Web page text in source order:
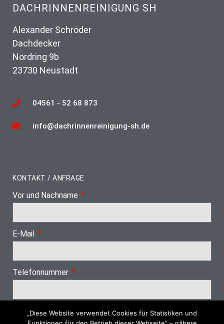
DACHRINNENREINIGUNG SH
Alexander Schröder
Dachdecker
Nordring 9b
23730 Neustadt
04561 - 52 68 873
info@dachrinnenreinigung-sh.de
KONTAKT / ANFRAGE
Vor und Nachname
E-Mail
Telefonnummer
Nächster Schritt
„Diese Website verwendet Cookies für Statistiken und